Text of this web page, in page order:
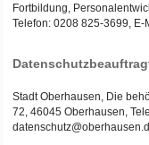
Fortbildung,
Telefon: 0208 825-3699,
Stadt Oberhausen, Die
72, 46045 Oberhausen,